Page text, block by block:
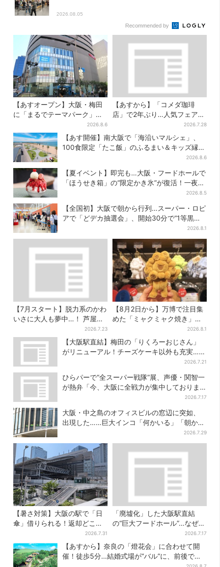
2026.08.05
Recommended by
【あすオープン】大阪・梅田
に「まるでテーマパーク」な
巨大スポーツ店、461ブラン
ド集結！ 6フロアをまとめて
紹介
2026.8.6
【あすから】「コメダ珈琲
店」で2年ぶり…人気フェアが
復活！“ハワイ旅行が当た
る”キャンペーンも
2026.7.28
【あす開催】南大阪で「海沿いマルシェ」、
100食限定「たこ飯」のふるまい＆キッズ縁日
2026.8.6
【夏イベント】即完も…大阪・フードホールで
「ほうせき箱」の“限定かき氷”が復活！一夜限
2026.8.5
【全国初】大阪で朝から行列…スーパー・ロピ
アで「どデカ抽選会」、開始30分で“1等黒毛
2026.8.1
【7月スタート】脱力系のかわ
いさに大人も夢中…！ 芦屋の
美術館で「チェコ絵本」展、
老舗文具メーカーのグッズに
も注目
2026.7.23
【8月2日から】万博で注目集
めた「ミャクミャク焼き」初
グッズ化！大阪・梅田だけの
新商品が登場
2026.8.1
【大阪駅直結】梅田の「りくろーおじさん」
がリニューアル！チーズケーキ以外も充実…並
2026.7.21
ひらパーで“全スーパー戦隊”展、声優・関智一
が熱弁「今、大阪に全戦力が集中しておりま
2026.7.17
大阪・中之島のオフィスビルの窓辺に突如、
出現した……巨大インコ「何かいる」「朝から
2026.7.29
【暑さ対策】大阪の駅で「日
傘」借りられる！返却どこで
もOK、熱中症対策にシェアサ
ービス拡大
2026.7.31
「廃墟化」した大阪駅直結
の“巨大フードホール”…なぜ？
実は、梅田ランチ＆カフェの
穴場だった
2026.7.17
【あすから】奈良の「燈花会」に合わせて開
催！徒歩5分…結婚式場が“バル”に、前後で食